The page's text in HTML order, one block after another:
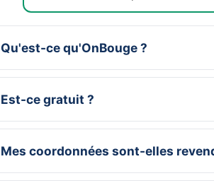
Qu'est-ce qu'OnBouge ?
Est-ce gratuit ?
Mes coordonnées sont-elles